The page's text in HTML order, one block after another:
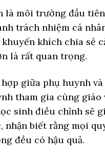
là môi trường đầu
trách nhiệm cá
khuyến khích chia sẻ
là rất quan trọng.
giữa phụ huynh
tham gia cùng
sinh điều chỉnh sẽ
nhận biết rằng mọi
đều có hậu quả.